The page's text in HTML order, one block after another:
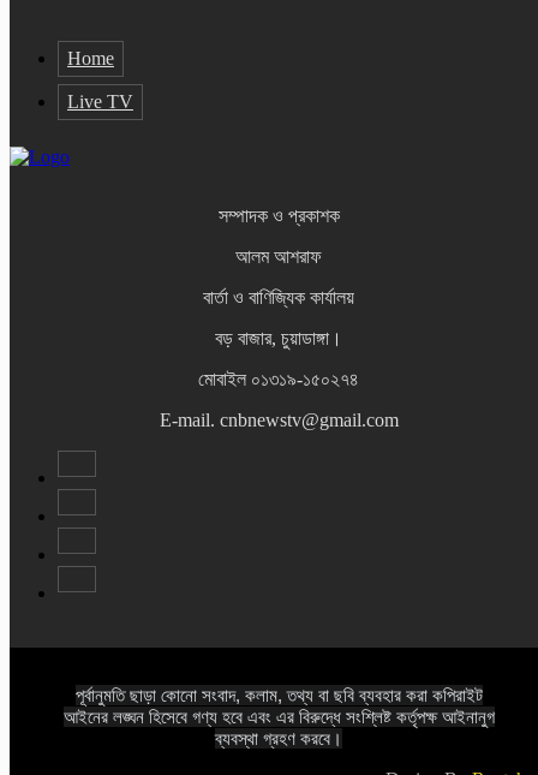
Home
Live TV
সম্পাদক ও প্রকাশক
আলম আশরাফ
বার্তা ও বাণিজ্যিক কার্যালয়
বড় বাজার, চুয়াডাঙ্গা।
মোবাইল ০১৩১৯-১৫০২৭৪
E-mail. cnbnewstv@gmail.com
পূর্বানুমতি ছাড়া কোনো সংবাদ, কলাম, তথ্য বা ছবি ব্যবহার করা কপিরাইট
আইনের লঙ্ঘন হিসেবে গণ্য হবে এবং এর বিরুদ্ধে সংশ্লিষ্ট কর্তৃপক্ষ আইনানুগ
ব্যবস্থা গ্রহণ করবে।